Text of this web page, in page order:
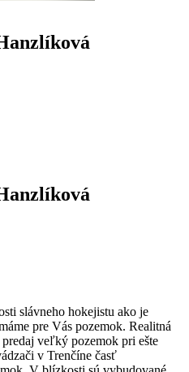
slávneho hokejistu ako je
pre Vás pozemok. Realitná
veľký pozemok pri ešte
v Trenčíne časť